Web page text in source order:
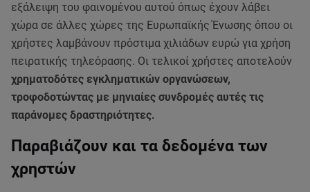
εξάλειψη του φαινομένου αυτού όπως έχουν λάβει
χώρα σε άλλες χώρες της Ευρωπαϊκής Ένωσης όπου οι
χρήστες λαμβάνουν πρόστιμα χιλιάδων ευρώ για χρήση
πειρατικής τηλεόρασης. Οι τελικοί χρήστες αποτελούν
χρηματοδότες εγκληματικών οργανώσεων,
τροφοδοτώντας με μηνιαίες συνδρομές αυτές τις
παράνομες δραστηριότητες.
Παραβιάζουν και τα δεδομένα των
χρηστών